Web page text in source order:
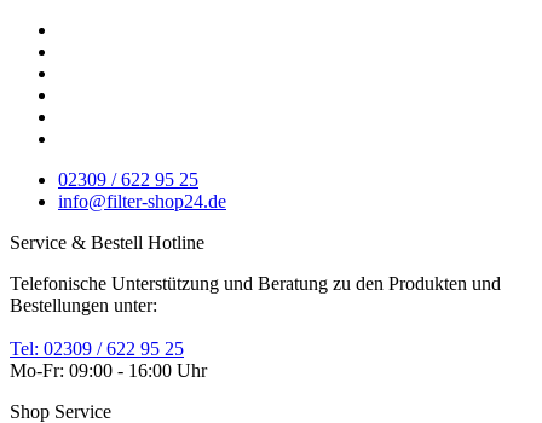
02309 / 622 95 25
info@filter-shop24.de
Service & Bestell Hotline
Telefonische Unterstützung und Beratung zu den Produkten und
Bestellungen unter:
Tel: 02309 / 622 95 25
Mo-Fr: 09:00 - 16:00 Uhr
Shop Service